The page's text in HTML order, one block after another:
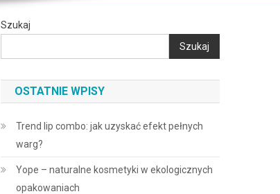
Szukaj
Szukaj
OSTATNIE WPISY
Trend lip combo: jak uzyskać efekt pełnych
warg?
Yope – naturalne kosmetyki w ekologicznych
opakowaniach